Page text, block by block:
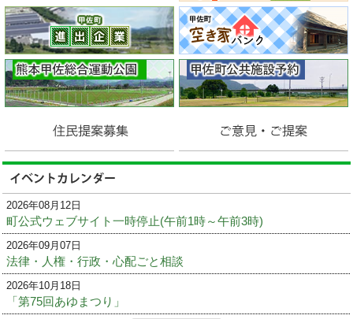
2026年08月12日
町公式ウェブサイト一時停止(午前1時～午前3時)
2026年09月07日
法律・人権・行政・心配ごと相談
2026年10月18日
「第75回あゆまつり」